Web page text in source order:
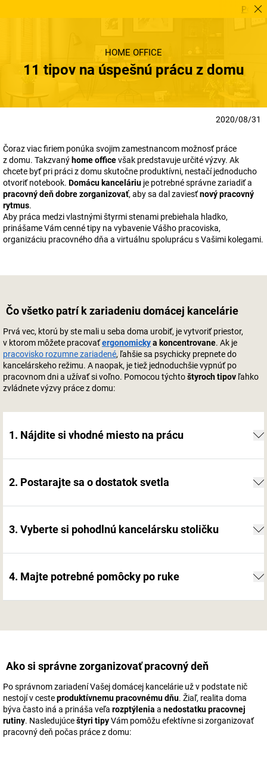
HOME OFFICE
11 tipov na úspešnú prácu z domu
2020/08/31
Čoraz viac firiem ponúka svojim zamestnancom možnosť práce
z domu. Takzvaný home officevšak predstavuje určité výzvy. Ak
chcete byť pri práci z domu skutočne produktívni, nestačí jednoducho
otvoriť notebook. Domácu kanceláriu je potrebné správne zariadiť a
pracovný deň dobre zorganizovať, aby sa dal zaviesťnový pracovný
rytmus.
Aby práca medzi vlastnými štyrmi stenami prebiehala hladko,
prinášame Vám cenné tipy na vybavenie Vášho pracoviska,
organizáciu pracovného dňa a virtuálnu spoluprácu s Vašimi kolegami.
Čo všetko patrí k zariadeniu domácej kancelárie
Prvá vec, ktorú by ste mali u seba doma urobiť, je vytvoriť priestor,
v ktorom môžete pracovaťergonomickya koncentrovane. Ak je
pracovisko rozumne zariadené, ľahšie sa psychicky prepnete do
kancelárskeho režimu. A naopak, je tiež jednoduchšie vypnúť po
pracovnom dni a užívať si voľno. Pomocou týchtoštyroch tipov ľahko
zvládnete výzvy práce z domu:
1. Nájdite si vhodné miesto na prácu
2. Postarajte sa o dostatok svetla
3. Vyberte si pohodlnú kancelársku stoličku
4. Majte potrebné pomôcky po ruke
Ako si správne zorganizovať pracovný deň
Po správnom zariadení Vašej domácej kancelárie už v podstate nič
nestojí v cesteproduktívnemu pracovnému dňu. Žiaľ, realita doma
býva často iná a prináša veľa rozptýlenia a nedostatku pracovnej
rutiny. Nasledujúceštyri tipyVám pomôžu efektívne si zorganizovať
pracovný deň počas práce z domu: